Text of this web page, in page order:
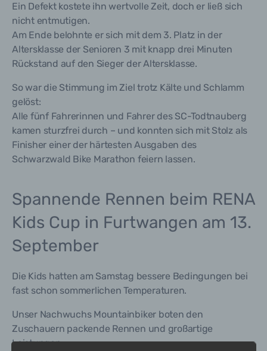
Ein Defekt kostete ihn wertvolle Zeit, doch er ließ sich
nicht entmutigen.
Am Ende belohnte er sich mit dem 3. Platz in der
Altersklasse der Senioren 3 mit knapp drei Minuten
Rückstand auf den Sieger der Altersklasse.
So war die Stimmung im Ziel trotz Kälte und Schlamm
gelöst:
Alle fünf Fahrerinnen und Fahrer des SC-Todtnauberg
kamen sturzfrei durch – und konnten sich mit Stolz als
Finisher einer der härtesten Ausgaben des
Schwarzwald Bike Marathon feiern lassen.
Spannende Rennen beim RENA
Kids Cup in Furtwangen am 13.
September
Die Kids hatten am Samstag bessere Bedingungen bei
fast schon sommerlichen Temperaturen.
Unser Nachwuchs Mountainbiker boten den
Zuschauern packende Rennen und großartige
Leistungen.